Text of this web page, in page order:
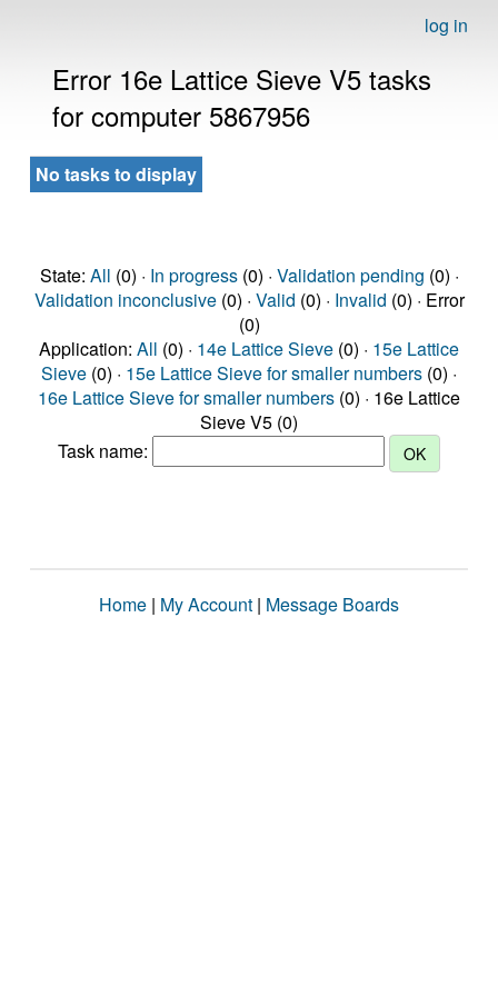
log in
Error 16e Lattice Sieve V5 tasks
for computer 5867956
No tasks to display
State: All (0) · In progress(0) · Validation pending (0) ·
Validation inconclusive(0) · Valid (0) · Invalid (0) · Error
(0)
Application: All (0) · 14e Lattice Sieve (0) · 15e Lattice
Sieve (0) · 15e Lattice Sieve for smaller numbers (0) ·
16e Lattice Sieve for smaller numbers (0) · 16e Lattice
Sieve V5 (0)
Task name:
Home | My Account | Message Boards